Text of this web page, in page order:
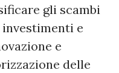
gli scambi
e
e
delle